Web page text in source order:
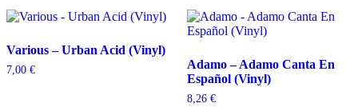
Various – Urban Acid (Vinyl)
7,00 €
Adamo – Adamo Canta En
Español (Vinyl)
8,26 €